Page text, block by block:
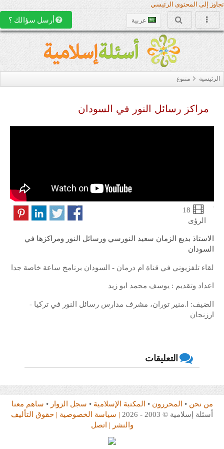
تجاوز إلى المحتوى الرئيسي
عربية أرسل سؤالك ؟
الرئيسية متنوع
مراكز رسائل النور في السودان
الرؤى
الاستاذ بديع الزمان سعيد النورسي ورسائل النور ومراكزها في
السودان
لقاء تلفزيوني في قناة ام درمان - السودان برنامج ساعة خاصة جدا
اعداد وتقديم : يوسف محمد ابو زيد
الضيف: ا.منير توران، مشرف مدارس رسائل النور في تركيا -
ارزنجان
التعليقات
من نحن • المحررون • المكتبة الإسلامية • سجل الزوار • ساهم معنا
أسئلة إسلامية © 2003 - 2026
| سياسة الخصوصية | حقوق التأليف
والنشر | اتصل